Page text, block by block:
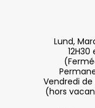
Lund,
12H30
Vendredi de
(hors